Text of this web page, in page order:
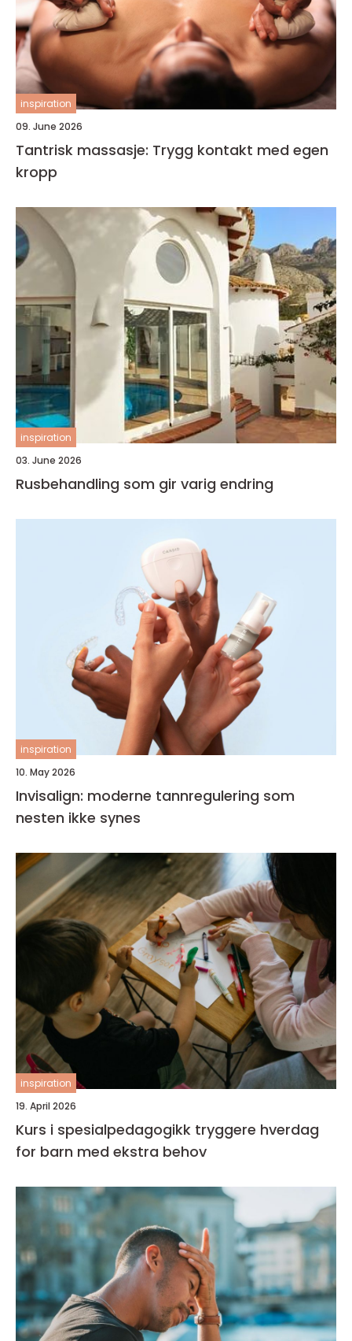
inspiration
09. June 2026
Tantrisk massasje: Trygg kontakt med egen
kropp
inspiration
03. June 2026
Rusbehandling som gir varig endring
inspiration
10. May 2026
Invisalign: moderne tannregulering som
nesten ikke synes
inspiration
19. April 2026
Kurs i spesialpedagogikk tryggere hverdag
for barn med ekstra behov